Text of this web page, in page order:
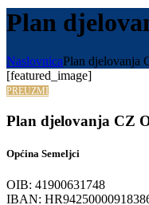
Plan
NaslovnicaPlan djelovanja
[featured_image]
PREUZMI
Plan djelovanja CZ
Općina Semeljci
OIB: 41900631748
IBAN: